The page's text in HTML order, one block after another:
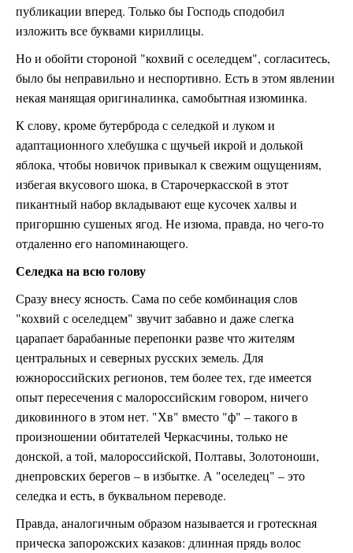
публикации вперед. Только бы Господь сподобил
изложить все буквами кириллицы.
Но и обойти стороной "кохвий с оселедцем", согласитесь,
было бы неправильно и неспортивно. Есть в этом явлении
некая манящая оригиналинка, самобытная изюминка.
К слову, кроме бутерброда с селедкой и луком и
адаптационного хлебушка с щучьей икрой и долькой
яблока, чтобы новичок привыкал к свежим ощущениям,
избегая вкусового шока, в Старочеркасской в этот
пикантный набор вкладывают еще кусочек халвы и
пригоршню сушеных ягод. Не изюма, правда, но чего-то
отдаленно его напоминающего.
Селедка на всю голову
Сразу внесу ясность. Сама по себе комбинация слов
"кохвий с оселедцем" звучит забавно и даже слегка
царапает барабанные перепонки разве что жителям
центральных и северных русских земель. Для
южнороссийских регионов, тем более тех, где имеется
опыт пересечения с малороссийским говором, ничего
диковинного в этом нет. "Хв" вместо "ф" – такого в
произношении обитателей Черкасчины, только не
донской, а той, малороссийской, Полтавы, Золотоноши,
днепровских берегов – в избытке. А "оселедец" – это
селедка и есть, в буквальном переводе.
Правда, аналогичным образом называется и гротескная
прическа запорожских казаков: длинная прядь волос